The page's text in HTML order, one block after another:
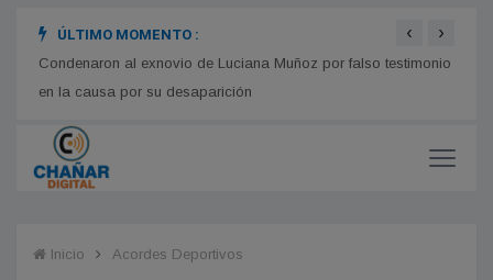
ÚLTIMO MOMENTO :
Condenaron al exnovio de Luciana Muñoz por falso testimonio
en la causa por su desaparición
‹ ›
Inicio Acordes Deportivos